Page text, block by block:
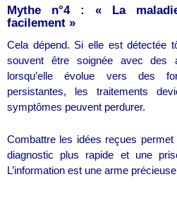
Mythe n°4 : « La
facilement »
Cela dépend. Si elle est détectée
souvent être soignée avec des
lorsqu’elle évolue vers des
persistantes, les traitements
symptômes peuvent perdurer.
Combattre les idées reçues
diagnostic plus rapide et une
L’information est une arme